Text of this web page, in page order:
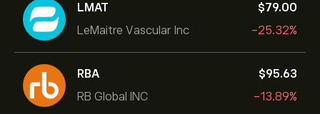
LMAT
LeMaitre Vascular Inc
‎$‎79.00
-25.32%
RBA
RB Global INC
‎$‎95.63
-13.89%